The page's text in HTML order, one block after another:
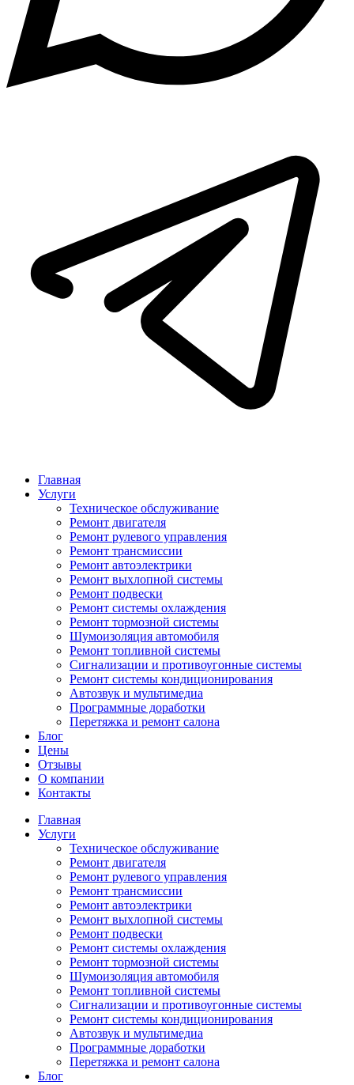
Главная
Услуги
Техническое обслуживание
Ремонт двигателя
Ремонт рулевого управления
Ремонт трансмиссии
Ремонт автоэлектрики
Ремонт выхлопной системы
Ремонт подвески
Ремонт системы охлаждения
Ремонт тормозной системы
Шумоизоляция автомобиля
Ремонт топливной системы
Сигнализации и противоугонные системы
Ремонт системы кондиционирования
Автозвук и мультимедиа
Программные доработки
Перетяжка и ремонт салона
Блог
Цены
Отзывы
О компании
Контакты
Главная
Услуги
Техническое обслуживание
Ремонт двигателя
Ремонт рулевого управления
Ремонт трансмиссии
Ремонт автоэлектрики
Ремонт выхлопной системы
Ремонт подвески
Ремонт системы охлаждения
Ремонт тормозной системы
Шумоизоляция автомобиля
Ремонт топливной системы
Сигнализации и противоугонные системы
Ремонт системы кондиционирования
Автозвук и мультимедиа
Программные доработки
Перетяжка и ремонт салона
Блог